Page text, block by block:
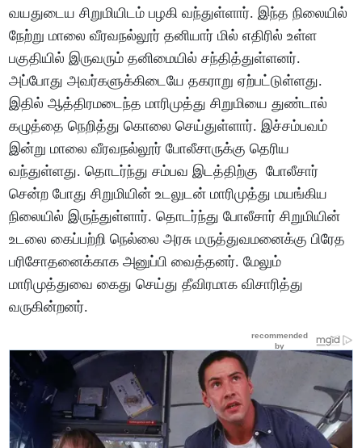
வயதுடைய சிறுமியிடம் பழகி வந்துள்ளார். இந்த நிலையில்
நேற்று மாலை வீரவநல்லூர் தனியார் மில் எதிரில் உள்ள
பகுதியில் இருவரும் தனிமையில் சந்தித்துள்ளனர்.
அப்போது அவர்களுக்கிடையே தகராறு ஏற்பட்டுள்ளது.
இதில் ஆத்திரமடைந்த மாரிமுத்து சிறுமியை துண்டால்
கழுத்தை நெறித்து கொலை செய்துள்ளார். இச்சம்பவம்
இன்று மாலை வீரவநல்லூர் போலீசாருக்கு தெரிய
வந்துள்ளது. தொடர்ந்து சம்பவ இடத்திற்கு போலீசார்
சென்ற போது சிறுமியின் உடலுடன் மாரிமுத்து மயங்கிய
நிலையில் இருந்துள்ளார். தொடர்ந்து போலீசார் சிறுமியின்
உடலை கைப்பற்றி நெல்லை அரசு மருத்துவமனைக்கு பிரேத
பரிசோதனைக்காக அனுப்பி வைத்தனர். மேலும்
மாரிமுத்துவை கைது செய்து தீவிரமாக விசாரித்து
வருகின்றனர்.